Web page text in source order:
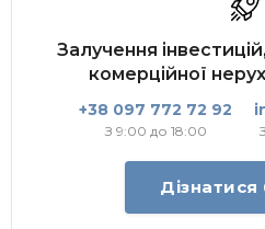
Залучення
комерційної
+38 097 772 72 92
З 9:00 до 18:00
Дізнатися